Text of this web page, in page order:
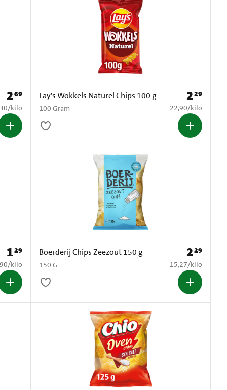
Prijs: € 2,69
269
per kilo
/kilo
Lay's Wokkels Naturel Chips 100 g
100 Gram
Prijs: € 2,29
229
€ 22,90 per kilo
22,90/kilo
Prijs: € 1,29
129
per kilo
/kilo
Boerderij Chips Zeezout 150 g
150 G
Prijs: € 2,29
229
€ 15,27 per kilo
15,27/kilo